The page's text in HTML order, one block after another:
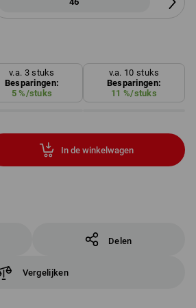
v.a. 3 stuks
Besparingen:
5%/stuks
v.a. 10 stuks
Besparingen:
11 %/stuks
In de winkelwagen
Delen
Vergelijken